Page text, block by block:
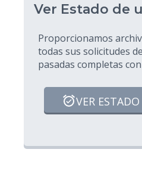
Ver Estado de
Proporcionamos
todas sus solicitudes
pasadas completas
VER